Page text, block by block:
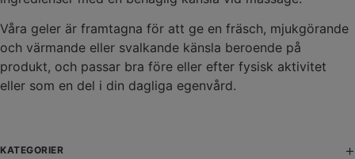
Våra geler är framtagna för att ge en fräsch, mjukgörande
och värmande eller svalkande känsla beroende på
produkt, och passar bra före eller efter fysisk aktivitet
eller som en del i din dagliga egenvård.
KATEGORIER +